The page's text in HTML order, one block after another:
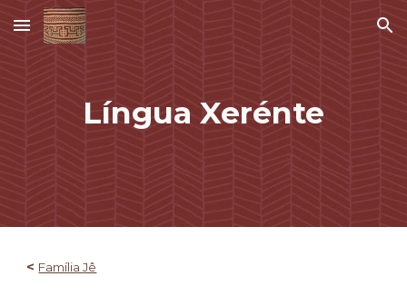
Skip to main content Skip to navigation
Língua Xerénte
< Família Jê